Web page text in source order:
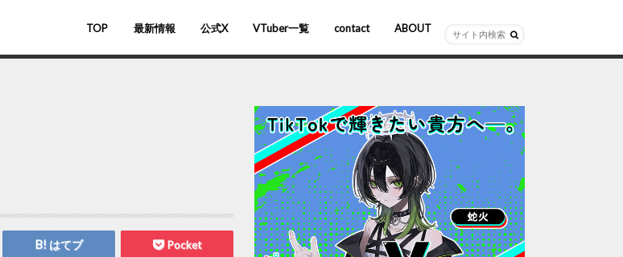
TOP 最新情報 公式X VTuber一覧
バーチャルYouTuber
VR/AR
ホロライブ
にじさんじ
ななしいんく
ぶいすぽっ！
contact ABOUT
はてブ Pocket